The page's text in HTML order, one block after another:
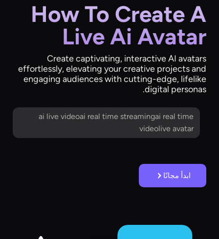
How To Create A
Live Ai Avatar
Create captivating, interactive AI avatars
effortlessly, elevating your creative projects and
engaging audiences with cutting-edge, lifelike
digital personas.
ai live videoai real time streamingai real time
videolive avatar
ابدأ مجانًا